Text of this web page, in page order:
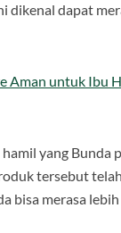
dikenal dapat
Aman untuk Ibu
yang
tersebut
bisa merasa